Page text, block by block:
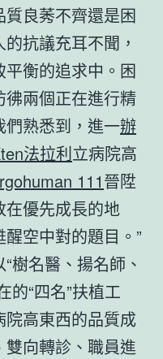
質良莠不齊還是困
抗議充耳不聞，
衡的追求中。困
兩個正在進行精
們熟悉到，進一辦
法拉利立病院高
111晉陞
在優先成長的地
醒空中對的題目。”
樹名醫、揚名師、
的“四名”扶植工
高東西的品質成
向轉診、職員進